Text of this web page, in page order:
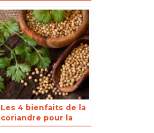
de la coriandre
Les 4 bienfaits de la
coriandre pour la
peau